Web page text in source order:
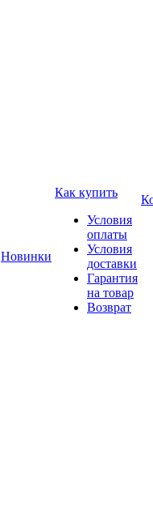
Новинки
Как купить
Условия
оплаты
Условия
доставки
Гарантия
на товар
Возврат